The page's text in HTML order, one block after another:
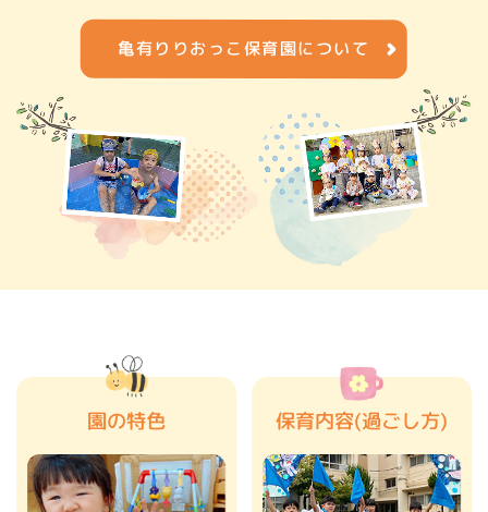
亀有りりおっこ保育園について
園の特色 保育内容(過ごし方)